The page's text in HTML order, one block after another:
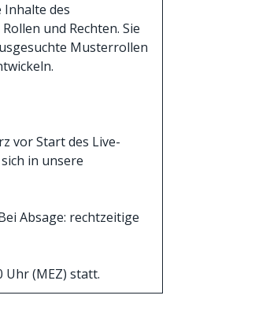
Inhalte des
und Rechten. Sie
Musterrollen
vor Start des Live-
in unsere
Absage: rechtzeitige
Uhr (MEZ) statt.